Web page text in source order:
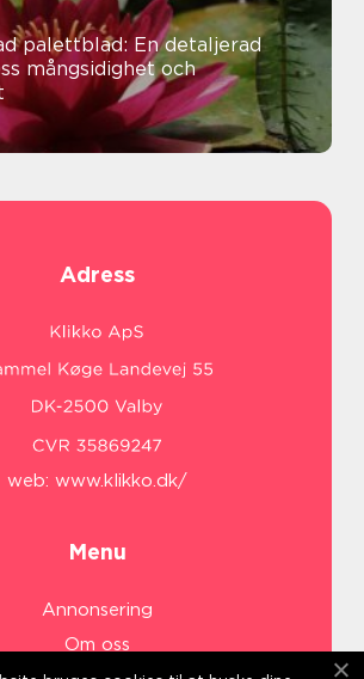
palettblad: En detaljerad
mångsidighet och
Adress
web: www.klikko.dk/
Menu
Annonsering
Om oss